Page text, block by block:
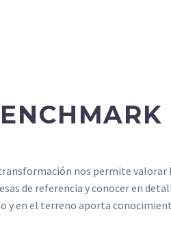
nos permite valorar
de referencia y conocer en
y en el terreno aporta